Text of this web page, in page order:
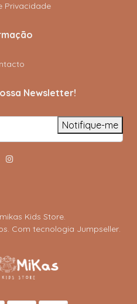
Privacidade
Newsletter!
Notifique-me
Kids Store.
Com tecnologia Jumpseller.